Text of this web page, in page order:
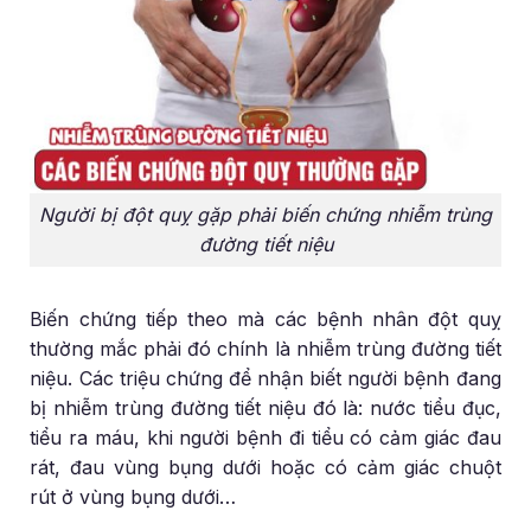
Người bị đột quỵ gặp phải biến chứng nhiễm trùng
đường tiết niệu
Biến chứng tiếp theo mà các bệnh nhân đột quỵ
thường mắc phải đó chính là nhiễm trùng đường tiết
niệu. Các triệu chứng để nhận biết người bệnh đang
bị nhiễm trùng đường tiết niệu đó là: nước tiểu đục,
tiểu ra máu, khi người bệnh đi tiểu có cảm giác đau
rát, đau vùng bụng dưới hoặc có cảm giác chuột
rút ở vùng bụng dưới…